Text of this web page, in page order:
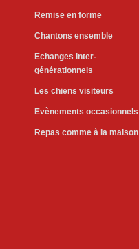
Remise en forme
Chantons ensemble
Echanges inter-
générationnels
Les chiens visiteurs
Evènements occasionnels
Repas comme à la maison